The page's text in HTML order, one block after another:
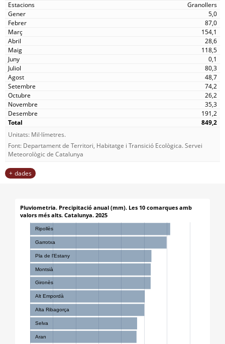
Granollers
5,0
87,0
154,1
28,6
118,5
0,1
80,3
48,7
74,2
26,2
35,3
191,2
849,2
Unitats: Mil·límetres.
Font: Departament de Territori, Habitatge i Transició Ecològica. Servei
Meteorològic de Catalunya
dades